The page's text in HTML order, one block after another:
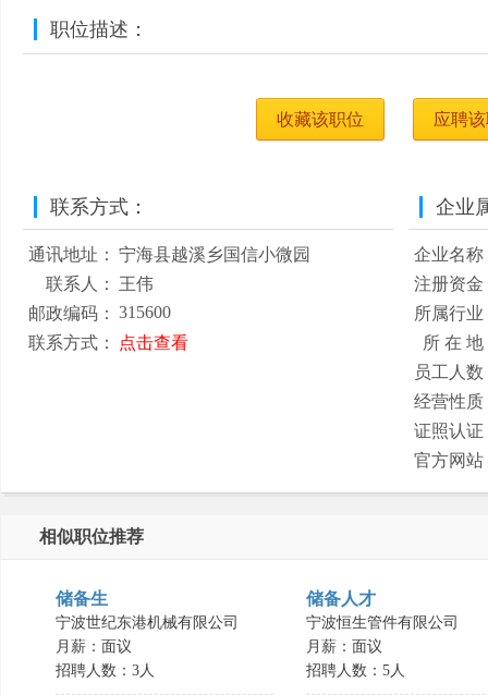
职位描述：
收藏该职位 应聘
联系方式：
通讯地址：
宁海县越溪乡国信小微园
联系人：
王伟
邮政编码：
315600
联系方式：
点击查看
企业
企业名称
注册资金
所属行业
所 在 地
员工人数
经营性质
证照认证
官方网站
相似职位推荐
储备生
宁波世纪东港机械有限公司
月薪：面议
招聘人数：3人
储备人才
宁波恒生管件有限公司
月薪：面议
招聘人数：5人